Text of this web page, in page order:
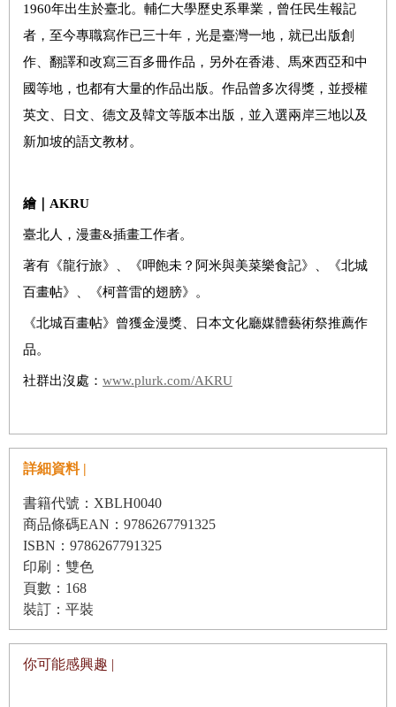
1960年出生於臺北。輔仁大學歷史系畢業，曾任民生報記
者，至今專職寫作已三十年，光是臺灣一地，就已出版創
作、翻譯和改寫三百多冊作品，另外在香港、馬來西亞和中
國等地，也都有大量的作品出版。作品曾多次得獎，並授權
英文、日文、德文及韓文等版本出版，並入選兩岸三地以及
新加坡的語文教材。
繪｜ AKRU
臺北人，漫畫&插畫工作者。
著有《龍行旅》、《呷飽未？阿米與美菜樂食記》、《北城
百畫帖》、《柯普雷的翅膀》。
《北城百畫帖》曾獲金漫獎、日本文化廳媒體藝術祭推薦作
品。
社群出沒處： www.plurk.com/AKRU
詳細資料 |
書籍代號：XBLH0040
商品條碼EAN：9786267791325
ISBN：9786267791325
印刷：雙色
頁數：168
裝訂：平裝
你可能感興趣 |